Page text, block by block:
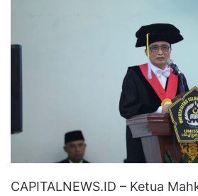
CAPITALNEWS.ID – Ketua